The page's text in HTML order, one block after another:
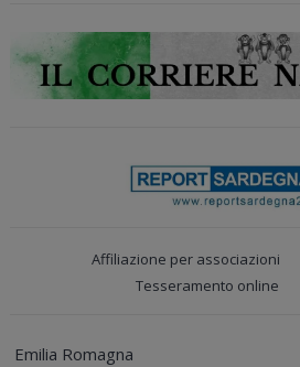
Affiliazione per associazioni
Tesseramento online
Emilia Romagna